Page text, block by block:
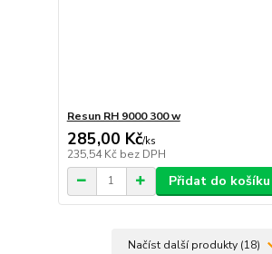
Resun RH 9000 300 w
285,00 Kč/ks
235,54 Kč bez DPH
Přidat do košíku
Načíst další produkty (18)